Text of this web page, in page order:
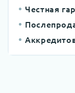
Честная